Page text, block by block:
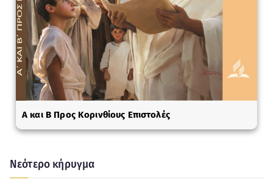
A και Β Προς Κορινθίους Επιστολές
Νεότερο κήρυγμα